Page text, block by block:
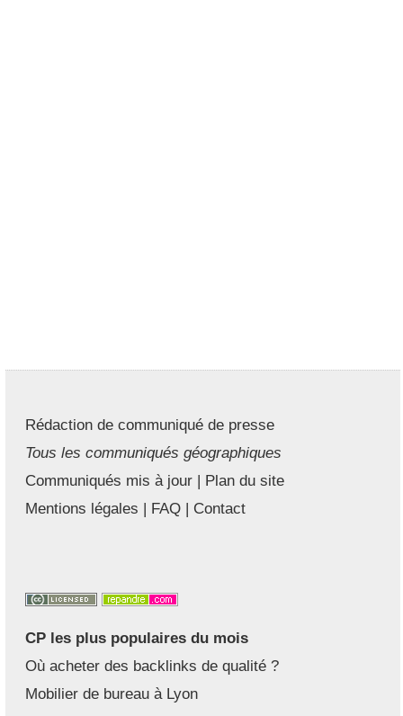
Rédaction de communiqué de presse
Tous les communiqués géographiques
Communiqués mis à jour | Plan du site
Mentions légales | FAQ | Contact
CP les plus populaires du mois
Où acheter des backlinks de qualité ?
Mobilier de bureau à Lyon